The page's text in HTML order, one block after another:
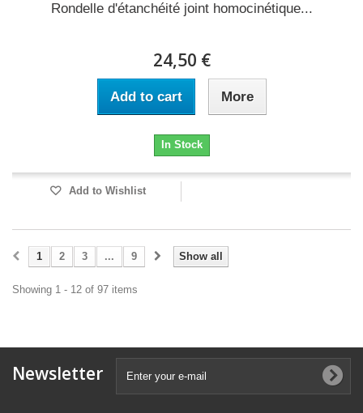
Rondelle d'étanchéité joint homocinétique...
24,50 €
Add to cart More
In Stock
Add to Wishlist
Show all
1 2 3 ... 9
Showing 1 - 12 of 97 items
Newsletter